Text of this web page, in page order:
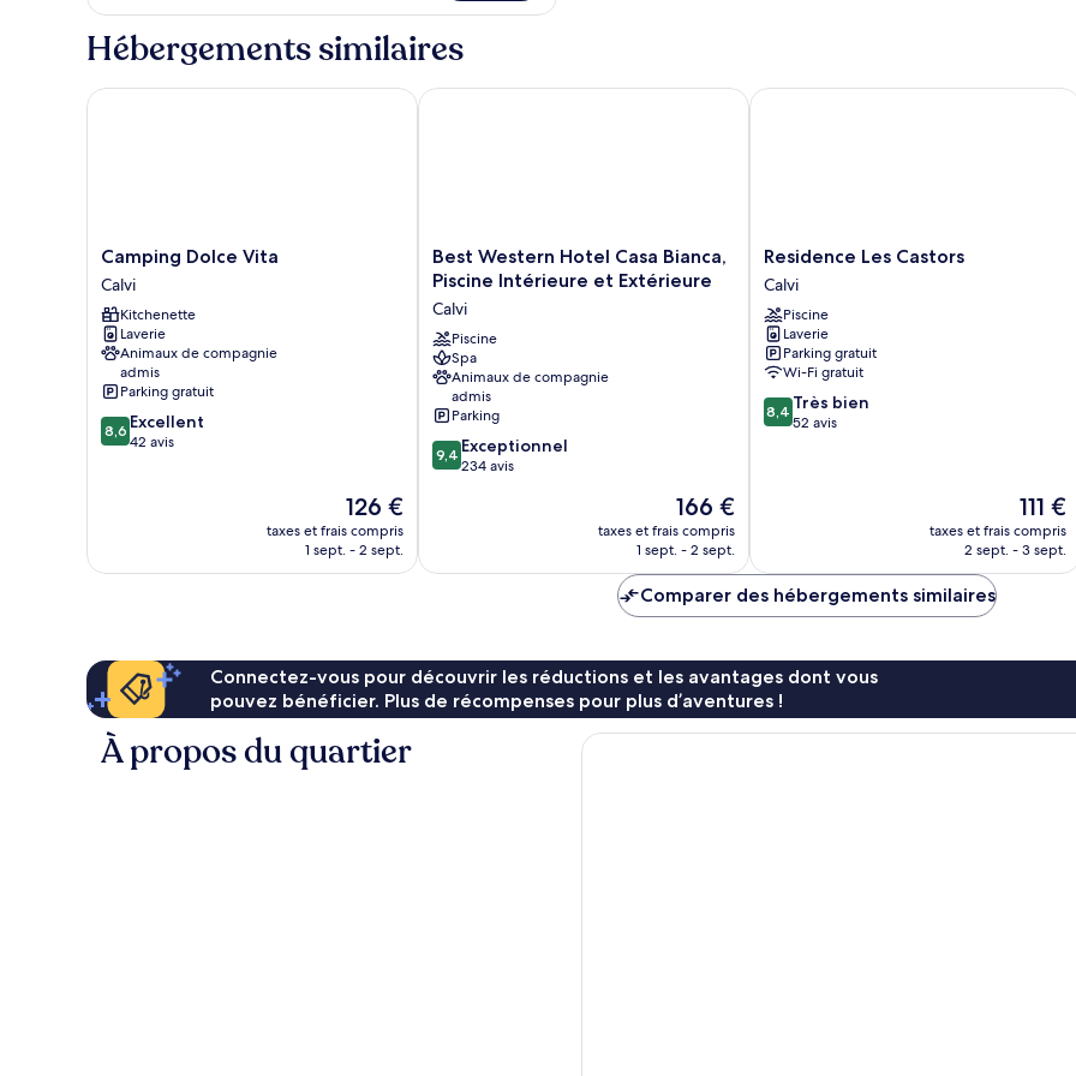
Compris
le
type
de
Mobilhome
Hébergements similaires
Camping
Dolce
Vita
Calvi
Camping Dolce Vita
Calvi
Kitchenette
Laverie
Animaux de compagnie
admis
Parking gratuit
8.6
sur
8,6 Excellent
42 avis
Le
nouveau
prix
126 €
taxes et frais compris
1 sept. - 2 sept.
Camping Dolce Vita
Best
Western
Casa
Bianca,
Piscine
Intérieure
et
Extérieure
Calvi
Best Western Hotel Casa Bianca,
Piscine Intérieure et Extérieure
Calvi
Piscine
Spa
Animaux de compagnie
admis
Parking
9.4
sur
9,4 Exceptionnel
234 avis
Le
nouveau
prix
de
166 €
166 €
taxes et frais compris
1 sept. - 2 sept.
Best Western Hotel Casa Bianca, Piscine Intérieure et Extérieure
Residence
Les
Castors
Calvi
Residence Les Castors
Calvi
Piscine
Laverie
Parking gratuit
Wi-Fi gratuit
8.4
sur
8,4 Très bien
52 avis
Le
nouveau
prix
111 €
taxes et frais compris
2 sept. - 3 sept.
Residence Les Castors
Comparer des hébergements similaires
Connectez-vous pour découvrir les réductions et les avantages dont vous
pouvez bénéficier. Plus de récompenses pour plus d’aventures !
À propos du quartier